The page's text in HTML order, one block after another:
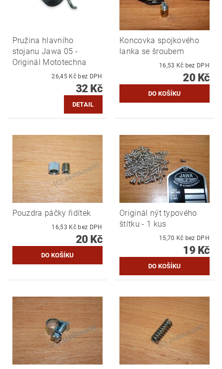
Pružina hlavního
stojanu Jawa 05 -
Originál Mototechna
26,45 Kč bez DPH
32 Kč
DETAIL
Koncovka spojkového
lanka se šroubem
16,53 Kč bez DPH
20 Kč
Pouzdra páčky řidítek
16,53 Kč bez DPH
20 Kč
Originál nýt typového
štítku - 1 kus
15,70 Kč bez DPH
19 Kč